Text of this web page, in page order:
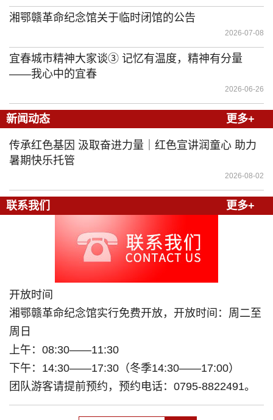
湘鄂赣革命纪念馆关于临时闭馆的公告
2026-07-08
宜春城市精神大家谈③ 记忆有温度，精神有分量
——我心中的宜春
2026-06-26
新闻动态 更多+
传承红色基因 汲取奋进力量｜红色宣讲润童心 助力
暑期快乐托管
2026-08-02
联系我们 更多+
开放时间
湘鄂赣革命纪念馆实行免费开放，开放时间：周二至
周日
上午：08:30——11:30
下午：14:30——17:30（冬季14:30——17:00）
团队游客请提前预约，预约电话：0795-8822491。